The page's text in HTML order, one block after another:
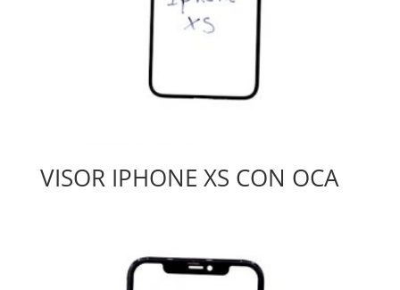
VISOR IPHONE XS CON OCA